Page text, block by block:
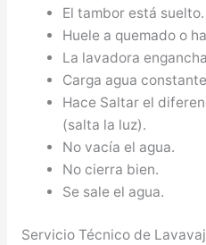
El tambor está suelto.
Huele a quemado o
La lavadora
Carga agua
Hace Saltar el
(salta la luz).
No vacía el agua.
No cierra bien.
Se sale el agua.
Servicio Técnico de